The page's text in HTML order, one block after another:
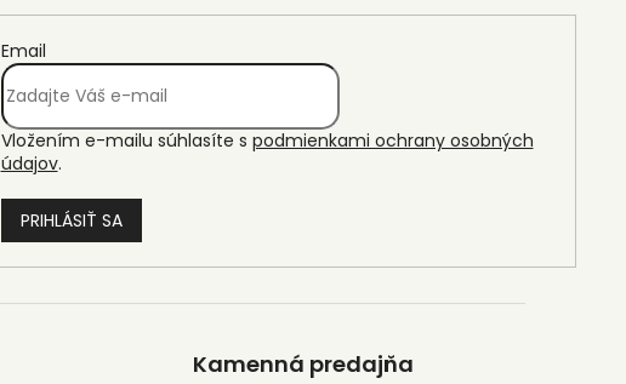
Email
Vložením e-mailu súhlasíte s podmienkami ochrany osobných
údajov.
PRIHLÁSIŤ SA
Kamenná predajňa